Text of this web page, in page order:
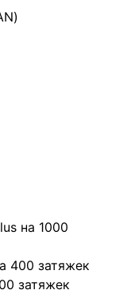
на 1000
400 затяжек
затяжек